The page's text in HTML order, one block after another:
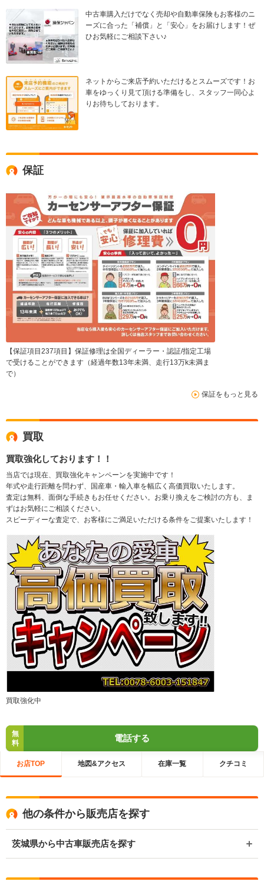
中古車購入だけでなく売却や自動車保険もお客様のニ
ーズに合った「補償」と「安心」をお届けします！ぜ
ひお気軽にご相談下さい♪
ネットからご来店予約いただけるとスムーズです！お
車をゆっくり見て頂ける準備をし、スタッフ一同心よ
りお待ちしております。
保証
【保証項目237項目】保証修理は全国ディーラー・認証/指定工場
で受けることができます（経過年数13年未満、走行13万k未満ま
で）
保証をもっと見る
買取
買取強化しております！！
当店では現在、買取強化キャンペーンを実施中です！
年式や走行距離を問わず、国産車・輸入車を幅広く高価買取いたします。
査定は無料、面倒な手続きもお任せください。お乗り換えをご検討の方も、ま
ずはお気軽にご相談ください。
スピーディーな査定で、お客様にご満足いただける条件をご提案いたします！
買取強化中
無
料
電話する
お店TOP 地図&アクセス 在庫一覧 クチコミ
他の条件から販売店を探す
茨城県から中古車販売店を探す